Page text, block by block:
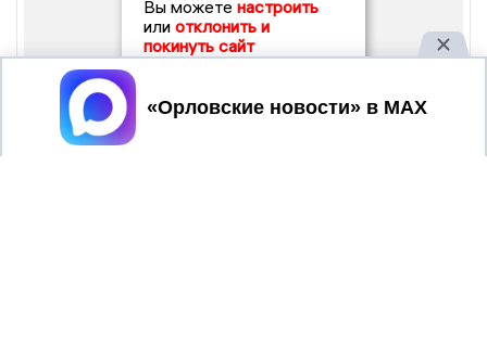
Вы можете настроить
или отклонить и
покинуть сайт
Принять